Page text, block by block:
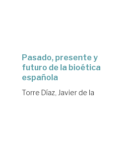
Pasado, presente y
futuro de la bioética
española
Torre Díaz, Javier de la